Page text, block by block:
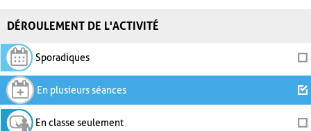
DÉROULEMENT DE L'ACTIVITÉ
Sporadiques
En plusieurs séances
En classe seulement